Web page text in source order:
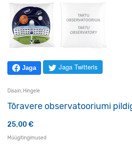
Jaga Jaga Twitteris
Disain, Hingele
Tõravere observatooriumi
25,00€
Müügitingimused